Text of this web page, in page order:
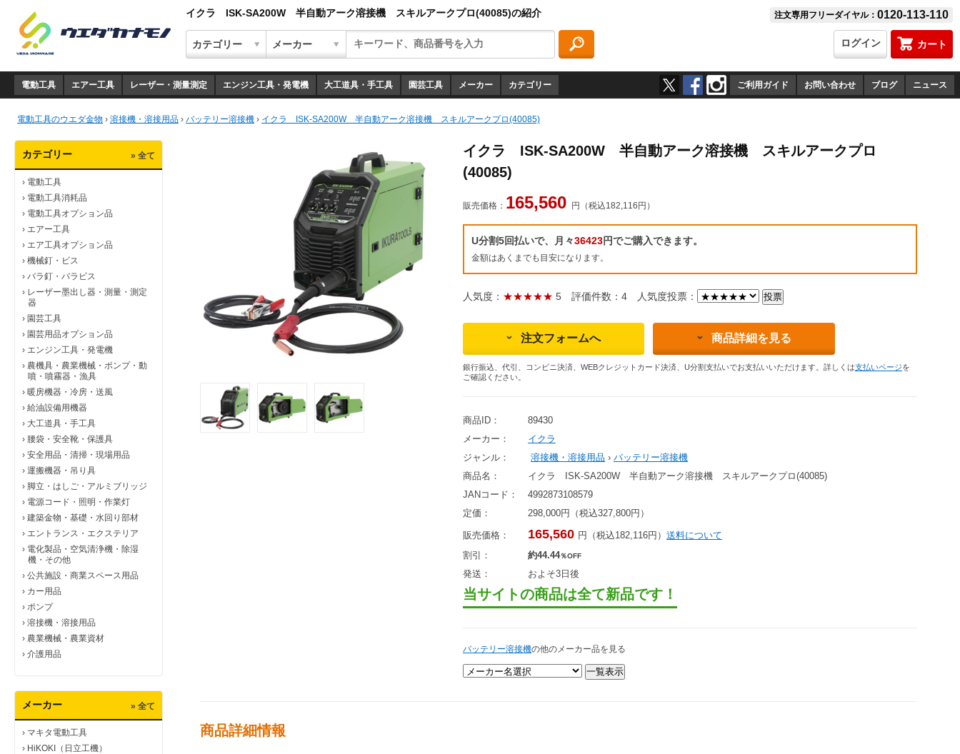
イクラ ISK-SA200W 半自動アーク溶接機 スキルアークプロ(40085)の紹介 注文専用フリーダイヤル： 0120-113-110
カート
ログイン
電動工具 エアー工具 レーザー・測量測定 エンジン工具・発電機 大工道具・手工具 園芸工具 メーカー カテゴリー ご利用ガイド お問い合わせ ブログ ニュース
電動工具のウエダ金物 › 溶接機・溶接用品 › バッテリー溶接機 › イクラ ISK-SA200W 半自動アーク溶接機 スキルアークプロ(40085)
カテゴリー » 全て
› 電動工具
› 電動工具消耗品
› 電動工具オプション品
› エアー工具
› エア工具オプション品
› 機械釘・ビス
› バラ釘・バラビス
› レーザー墨出し器・測量・測定
器
› 園芸工具
› 園芸用品オプション品
› エンジン工具・発電機
› 農機具・農業機械・ポンプ・動
噴・噴霧器・漁具
› 暖房機器・冷房・送風
› 給油設備用機器
› 大工道具・手工具
› 腰袋・安全靴・保護具
› 安全用品・清掃・現場用品
› 運搬機器・吊り具
› 脚立・はしご・アルミブリッジ
› 電源コード・照明・作業灯
› 建築金物・基礎・水回り部材
› エントランス・エクステリア
› 電化製品・空気清浄機・除湿
機・その他
› 公共施設・商業スペース用品
› カー用品
› ポンプ
› 溶接機・溶接用品
› 農業機械・農業資材
› 介護用品
メーカー » 全て
› マキタ電動工具
› HiKOKI（日立工機）
イクラ ISK-SA200W 半自動アーク溶接機 スキルアークプロ
(40085)
販売価格： 165,560 円（税込182,116円）
U分割5回払いで、月々36423円でご購入できます。
金額はあくまでも目安になります。
人気度： ★★★★★ 5 評価件数：4 人気度投票：
注文フォームへ 商品詳細を見る
銀行振込、代引、コンビニ決済、WEBクレジットカード決済、U分割支払いでお支払いいただけます。詳しくは支払いページを
ご確認ください。
商品ID：
89430
メーカー：
イクラ
ジャンル：
溶接機・溶接用品 › バッテリー溶接機
商品名：
イクラ ISK-SA200W 半自動アーク溶接機 スキルアークプロ(40085)
JANコード：
4992873108579
定価：
298,000円（税込327,800円）
販売価格： 165,560 円（税込182,116円） 送料について
割引：
約44.44％OFF
発送： およそ3日後
当サイトの商品は全て新品です！
バッテリー溶接機の他のメーカー品を見る
商品詳細情報